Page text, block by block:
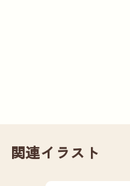
関連イラスト